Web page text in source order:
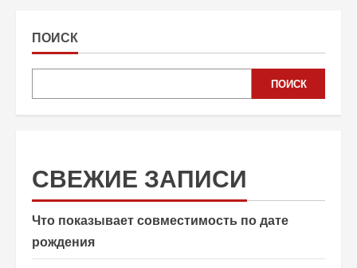
ПОИСК
ПОИСК
СВЕЖИЕ ЗАПИСИ
Что показывает совместимость по дате
рождения